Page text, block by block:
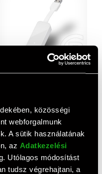
közösségi
webforgalmunk
A sütik használatának
az Adatkezelési
Utólagos módosítást
tudsz végrehajtani, a